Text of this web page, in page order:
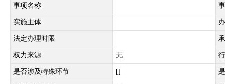
事项名称
实施主体
法定办理时限
权力来源 无
是否涉及特殊环节 []